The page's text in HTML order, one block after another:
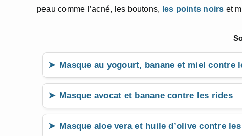
peau comme l’acné, les boutons, les points noirs et
Masque au yogourt, banane et miel contre
Masque avocat et banane contre les rides
Masque aloe vera et huile d’olive contre